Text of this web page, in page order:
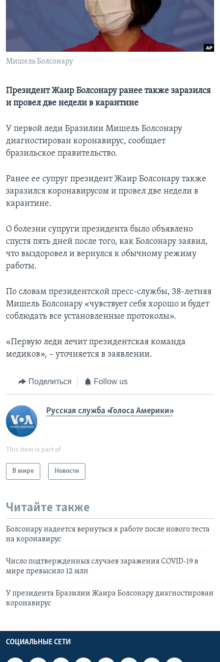
Языки
Мишель Болсонару
Президент Жаир Болсонару ранее также заразился
и провел две недели в карантине
У первой леди Бразилии Мишель Болсонару
диагностирован коронавирус, сообщает
бразильское правительство.
Ранее ее супруг президент Жаир Болсонару также
заразился коронавирусом и провел две недели в
карантине.
О болезни супруги президента было объявлено
спустя пять дней после того, как Болсонару заявил,
что выздоровел и вернулся к обычному режиму
работы.
По словам президентской пресс-службы, 38-летняя
Мишель Болсонару «чувствует себя хорошо и будет
соблюдать все установленные протоколы».
«Первую леди лечит президентская команда
медиков», – уточняется в заявлении.
Поделиться Follow us
Русская служба «Голоса Америки»
This item is part of
В мире Новости
Читайте также
Болсонару надеется вернуться к работе после нового теста
на коронавирус
Число подтвержденных случаев заражения COVID-19 в
мире превысило 12 млн
У президента Бразилии Жаира Болсонару диагностирован
коронавирус
СОЦИАЛЬНЫЕ СЕТИ